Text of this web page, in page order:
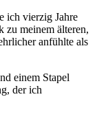
ich vierzig Jahre
zu meinem älteren,
anfühlte als
einem Stapel
der ich